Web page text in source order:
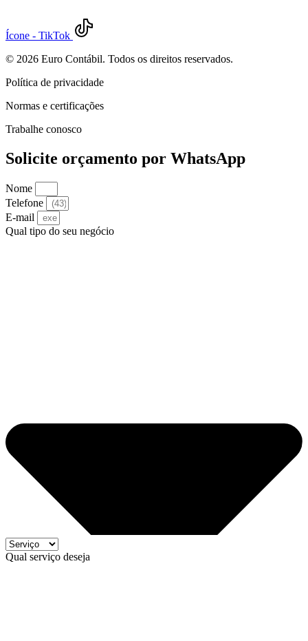
Ícone - TikTok
© 2026 Euro Contábil. Todos os direitos reservados.
Política de privacidade
Normas e certificações
Trabalhe conosco
Solicite orçamento por WhatsApp
Nome
Telefone
E-mail
Qual tipo do seu negócio
Qual serviço deseja